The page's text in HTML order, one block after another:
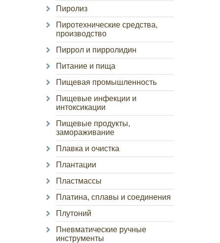
Пиролиз
Пиротехнические средства,
производство
Пиррол и пирролидин
Питание и пища
Пищевая промышленность
Пищевые инфекции и
интоксикации
Пищевые продукты,
замораживание
Плавка и очистка
Плантации
Пластмассы
Платина, сплавы и соединения
Плутоний
Пневматические ручные
инструменты